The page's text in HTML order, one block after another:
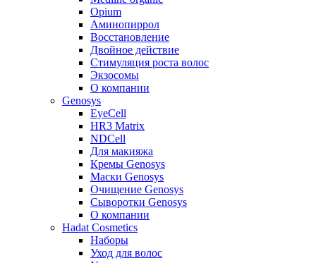
Opium
Аминопиррол
Восстановление
Двойное действие
Стимуляция роста волос
Экзосомы
О компании
Genosys
EyeCell
HR3 Matrix
NDCell
Для макияжа
Кремы Genosys
Маски Genosys
Очищение Genosys
Сыворотки Genosys
О компании
Hadat Cosmetics
Наборы
Уход для волос